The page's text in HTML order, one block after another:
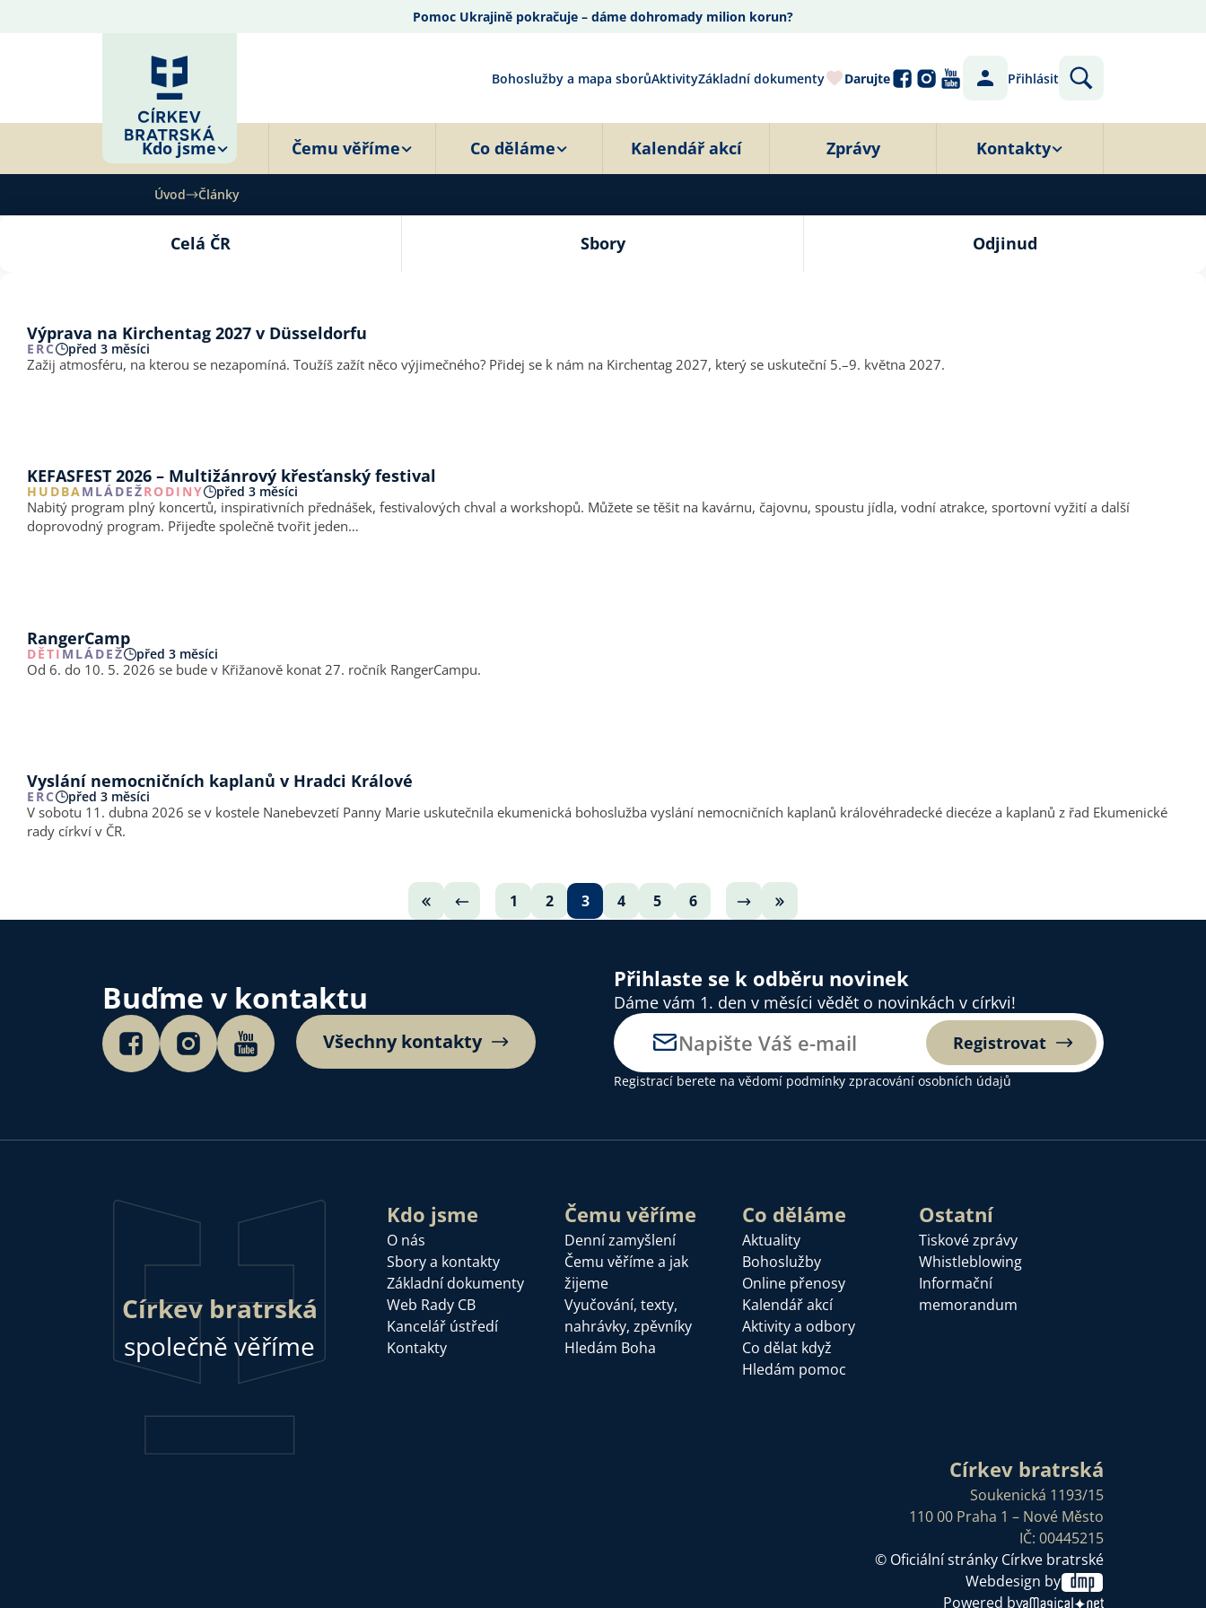
Pomoc Ukrajině pokračuje – dáme dohromady milion korun?
Bohoslužby a mapa sborůAktivityZákladní dokumenty Darujte Přihlásit
Kdo jsme Čemu věříme Co děláme Kalendář akcí Zprávy Kontakty
Úvod Články
Celá ČR Sbory Odjinud
Výprava na Kirchentag 2027 v Düsseldorfu
ERC před 3 měsíci
Zažij atmosféru, na kterou se nezapomíná. Toužíš zažít něco výjimečného? Přidej se k nám na Kirchentag 2027, který se uskuteční 5.–9. května 2027.
KEFASFEST 2026 – Multižánrový křesťanský festival
HUDBAMLÁDEŽRODINY před 3 měsíci
Nabitý program plný koncertů, inspirativních přednášek, festivalových chval a workshopů. Můžete se těšit na kavárnu, čajovnu, spoustu jídla, vodní atrakce, sportovní vyžití a další
doprovodný program. Přijeďte společně tvořit jeden…
RangerCamp
DĚTIMLÁDEŽ před 3 měsíci
Od 6. do 10. 5. 2026 se bude v Křižanově konat 27. ročník RangerCampu.
Vyslání nemocničních kaplanů v Hradci Králové
ERC před 3 měsíci
V sobotu 11. dubna 2026 se v kostele Nanebevzetí Panny Marie uskutečnila ekumenická bohoslužba vyslání nemocničních kaplanů královéhradecké diecéze a kaplanů z řad Ekumenické
rady církví v ČR.
1 2 3 4 5 6
Buďme v kontaktu
Všechny kontakty
Přihlaste se k odběru novinek
Dáme vám 1. den v měsíci vědět o novinkách v církvi!
Registrovat
Registrací berete na vědomí podmínky zpracování osobních údajů
Církev bratrská
společně věříme
Kdo jsme
O nás
Sbory a kontakty
Základní dokumenty
Web Rady CB
Kancelář ústředí
Kontakty
Čemu věříme
Denní zamyšlení
Čemu věříme a jak
žijeme
Vyučování, texty,
nahrávky, zpěvníky
Hledám Boha
Co děláme
Aktuality
Bohoslužby
Online přenosy
Kalendář akcí
Aktivity a odbory
Co dělat když
Hledám pomoc
Ostatní
Tiskové zprávy
Whistleblowing
Informační
memorandum
Církev bratrská
Soukenická 1193/15
110 00 Praha 1 – Nové Město
IČ: 00445215
© Oficiální stránky Církve bratrské
Webdesign by
Powered by